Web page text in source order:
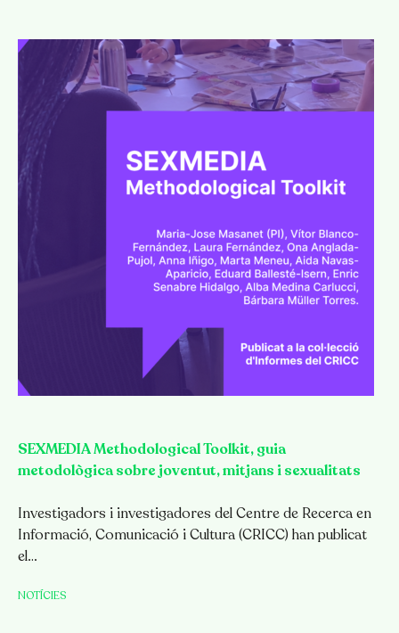
SEXMEDIA Methodological Toolkit, guia
metodològica sobre joventut, mitjans i sexualitats
Investigadors i investigadores del Centre de Recerca en
Informació, Comunicació i Cultura (CRICC) han publicat
el…
NOTÍCIES